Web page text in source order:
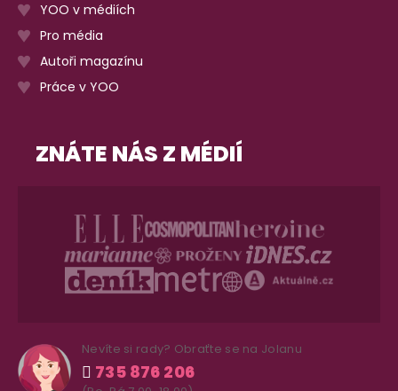
YOO v médiích
Pro média
Autoři magazínu
Práce v YOO
ZNÁTE NÁS Z MÉDIÍ
Nevíte si rady? Obraťte se na Jolanu
735 876 206